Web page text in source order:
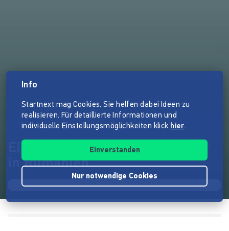
Ein Basketballverein für Kinder
in Rumänien
Info
Startnext mag Cookies. Sie helfen dabei Ideen zu
realisieren. Für detaillierte Informationen und
individuelle Einstellungsmöglichkeiten klick hier.
Einverstanden
Nur notwendige Cookies